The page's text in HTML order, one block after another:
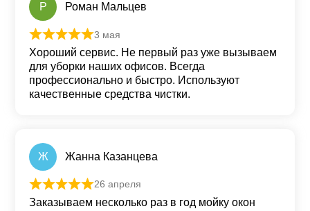
Р Роман Мальцев
Оценка
3 мая
Хороший сервис. Не первый раз уже вызываем
для уборки наших офисов. Всегда
профессионально и быстро. Используют
качественные средства чистки.
Ж Жанна Казанцева
Оценка из 5
26 апреля
Заказываем несколько раз в год мойку окон